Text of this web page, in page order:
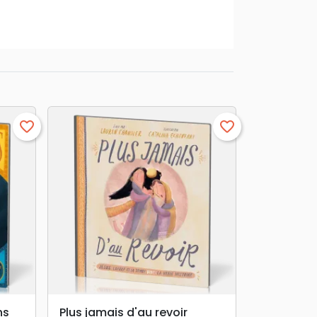
favorite_border
search APERÇU RAPIDE
favorite_border
Plus jamais d'au revoir